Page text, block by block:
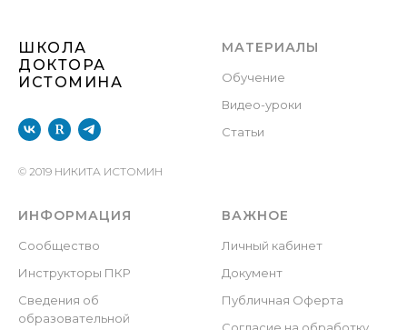
ШКОЛА
ДОКТОРА
ИСТОМИНА
© 2019 НИКИТА ИСТОМИН
МАТЕРИАЛЫ
Обучение
Видео-уроки
Статьи
ИНФОРМАЦИЯ
Сообщество
Инструкторы ПКР
Сведения об
образовательной
ВАЖНОЕ
Личный кабинет
Документ
Публичная Оферта
Согласие на обработку